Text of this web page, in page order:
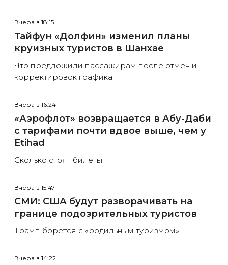
Вчера в 18:15
Тайфун «Долфин» изменил планы
круизных туристов в Шанхае
Что предложили пассажирам после отмен и
корректировок графика
Вчера в 16:24
«Аэрофлот» возвращается в Абу-Даби
с тарифами почти вдвое выше, чем у
Etihad
Сколько стоят билеты
Вчера в 15:47
СМИ: США будут разворачивать на
границе подозрительных туристов
Трамп борется с «родильным туризмом»
Вчера в 14:22